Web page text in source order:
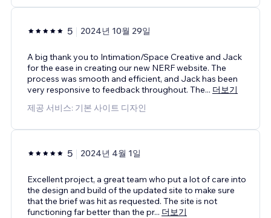
5 2024년 10월 29일
A big thank you to Intimation/Space Creative and Jack
for the ease in creating our new NERF website. The
process was smooth and efficient, and Jack has been
very responsive to feedback throughout. The... 더보기
제공 서비스: 기본 사이트 디자인
5 2024년 4월 1일
Excellent project, a great team who put a lot of care into
the design and build of the updated site to make sure
that the brief was hit as requested. The site is not
functioning far better than the pr... 더보기